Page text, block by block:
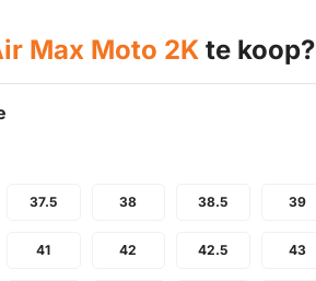
Max Moto 2K te koop?
37.5 38 38.5 39
41 42 42.5 43